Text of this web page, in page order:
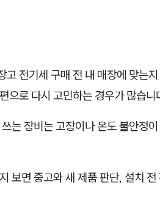
고 전기세 구매 전 내 매장에 맞는
으로 다시 고민하는 경우가 많습니
는 장비는 고장이나 온도 불안정
보면 중고와 새 제품 판단, 설치